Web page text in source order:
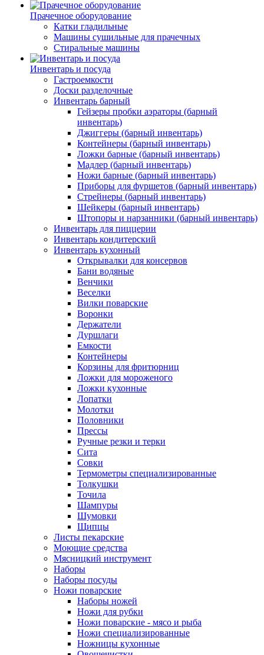
Прачечное оборудование
Катки гладильные
Машины сушильные для прачечных
Стиральные машины
Инвентарь и посуда
Гастроемкости
Доски разделочные
Инвентарь барный
Гейзеры пробки аэраторы (барный
инвентарь)
Джиггеры (барный инвентарь)
Контейнеры (барный инвентарь)
Ложки барные (барный инвентарь)
Мадлер (барный инвентарь)
Ножи барные (барный инвентарь)
Приборы для фуршетов (барный инвентарь)
Стрейнеры (барный инвентарь)
Шейкеры (барный инвентарь)
Штопоры и нарзанники (барный инвентарь)
Инвентарь для пиццерии
Инвентарь кондитерский
Инвентарь кухонный
Открывалки для консервов
Бани водяные
Венчики
Веселки
Вилки поварские
Воронки
Держатели
Дуршлаги
Емкости
Контейнеры
Корзины для фритюрниц
Ложки для мороженого
Ложки кухонные
Лопатки
Молотки
Половники
Прессы
Ручные резки и терки
Сита
Совки
Термометры специализированные
Толкушки
Точила
Шампуры
Шумовки
Щипцы
Листы пекарские
Моющие средства
Мясницкий инструмент
Наборы
Наборы посуды
Ножи поварские
Наборы ножей
Ножи для рубки
Ножи поварские - мясо и рыба
Ножи специализированные
Ножницы кухонные